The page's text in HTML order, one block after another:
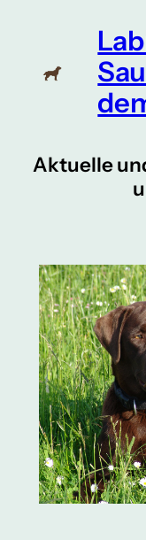
springen
Aktuelle